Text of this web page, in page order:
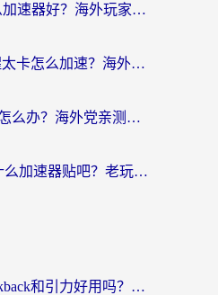
国外玩BanG用什么加速器好？海外玩家亲测的国服游戏加速终极方案
哈利波特·魔法觉醒太卡怎么加速？海外党亲测有效的国服游戏加速指南
美国玩剑与远征卡怎么办？海外党亲测有效的国服游戏加速指南
海外玩龙之谷2用什么加速器贴吧？老玩家实测推荐，附新加坡猎魂觉醒国外剑与远征加速攻略
海外党必看：Quickback和引力好用吗？3分钟搞懂回国加速器怎么选